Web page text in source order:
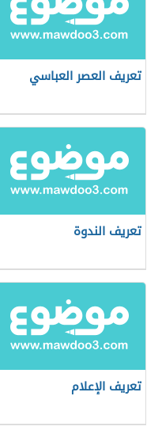
تعريف العصر العباسي
تعريف الندوة
تعريف الإعلام